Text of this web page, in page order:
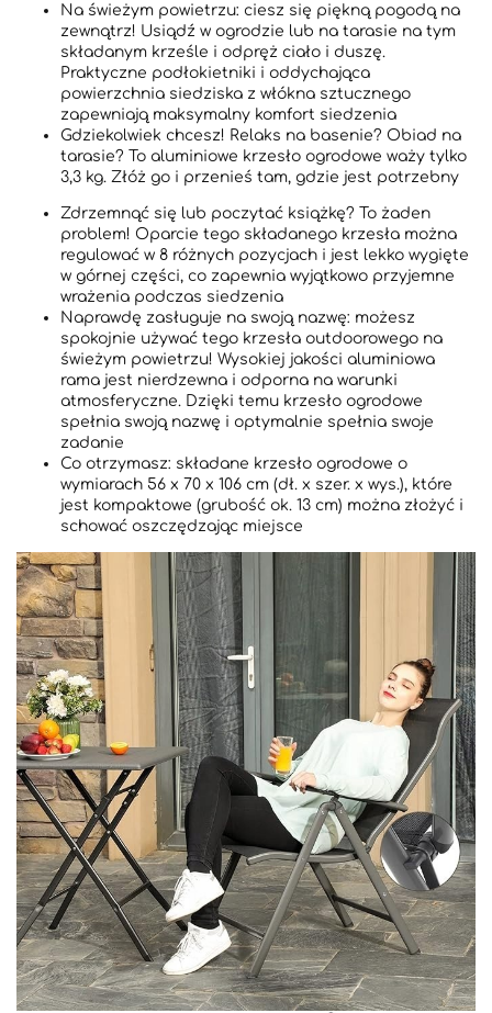
Na świeżym powietrzu: ciesz się piękną pogodą na
zewnątrz! Usiądź w ogrodzie lub na tarasie na tym
składanym krześle i odpręż ciało i duszę.
Praktyczne podłokietniki i oddychająca
powierzchnia siedziska z włókna sztucznego
zapewniają maksymalny komfort siedzenia
Gdziekolwiek chcesz! Relaks na basenie? Obiad na
tarasie? To aluminiowe krzesło ogrodowe waży tylko
3,3 kg. Złóż go i przenieś tam, gdzie jest potrzebny
Zdrzemnąć się lub poczytać książkę? To żaden
problem! Oparcie tego składanego krzesła można
regulować w 8 różnych pozycjach i jest lekko wygięte
w górnej części, co zapewnia wyjątkowo przyjemne
wrażenia podczas siedzenia
Naprawdę zasługuje na swoją nazwę: możesz
spokojnie używać tego krzesła outdoorowego na
świeżym powietrzu! Wysokiej jakości aluminiowa
rama jest nierdzewna i odporna na warunki
atmosferyczne. Dzięki temu krzesło ogrodowe
spełnia swoją nazwę i optymalnie spełnia swoje
zadanie
Co otrzymasz: składane krzesło ogrodowe o
wymiarach 56 x 70 x 106 cm (dł. x szer. x wys.), które
jest kompaktowe (grubość ok. 13 cm) można złożyć i
schować oszczędzając miejsce